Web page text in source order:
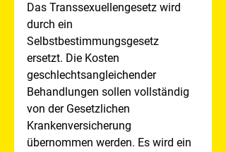
Das Transsexuellengesetz wird
durch ein
Selbstbestimmungsgesetz
ersetzt. Die Kosten
geschlechtsangleichender
Behandlungen sollen vollständig
von der Gesetzlichen
Krankenversicherung
übernommen werden. Es wird ein